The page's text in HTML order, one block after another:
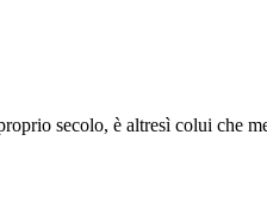
secolo, è altresì colui che